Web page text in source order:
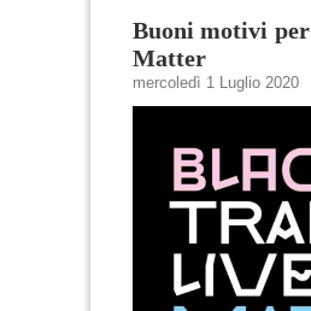
Buoni motivi
Matter
mercoledì 1 Luglio 2020